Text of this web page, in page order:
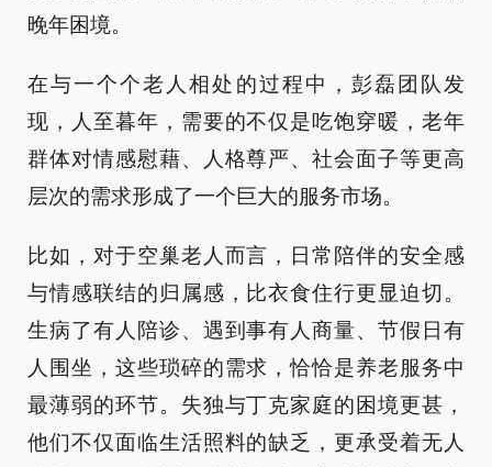
晚年困境。
在与一个个老人相处的过程中，彭磊团队发
现，人至暮年，需要的不仅是吃饱穿暖，老年
群体对情感慰藉、人格尊严、社会面子等更高
层次的需求形成了一个巨大的服务市场。
比如，对于空巢老人而言，日常陪伴的安全感
与情感联结的归属感，比衣食住行更显迫切。
生病了有人陪诊、遇到事有人商量、节假日有
人围坐，这些琐碎的需求，恰恰是养老服务中
最薄弱的环节。失独与丁克家庭的困境更甚，
他们不仅面临生活照料的缺乏，更承受着无人